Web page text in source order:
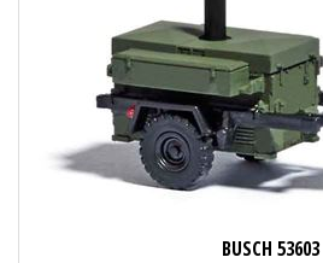
BUSCH 53603